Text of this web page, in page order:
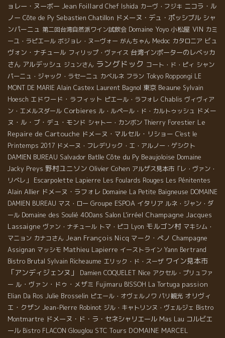
ョレー・ヌーボー Jean Foillard Chef Ishida カーヴ・フジキ ニコラ・ル
ノー Côte de Py Sebastien Chatillon ドメーヌ・デュ・ポッシブル シャ
ンパーニュ 第二回台湾自然派ワイン試飲会 Domaine Yoyo 小松屋 VIN カミ
ーユ・ラピエール ボジョレ・ヌーヴォー がんちゃん Medoc カタロニア ビュ
ヴォン・ナチュール フィリップ・ヴァイス 台湾インポーターのレベッカ
さん アルデッシュ ジュンさん ラングドック コート・ド・ピィ シャン
パーニュ・ジャック・ラセーニュ カベルネ フラン Tokyo Roppongi LE
MONT DE MARIE Alain Castex Laurent Bagnol 東京 Beaune Sylvain
Hoesch エドワード・ラフィット ピエール・ラフォレ Chablis ヴィヴィア
ン・エメルスダール Corbieres ル・ルペール・ド・カルトゥッシュ ドメー
ヌ・ル・ブ・デュ・モンド シャトー・カンボン Thierry Forestier Le
Repaire de Cartouche ドメーヌ・マルセル・リショー C'est le
Printemps 2017 ドメーヌ・フレデリック・エ・アルノー・ゲシクト
DAMIEN BUREAU Salvador Batlle Côte du Py Beaujoloise Domaine
Jacky Preys 野村ユニソン Olivier Cohen アルザス見本市「レ・ヴァン・
リベレ」
Escarpolette Lapierre Les Foulards Rouges Les Pénitentes
Alain Allier ドメーヌ・ラフォレ Domaine La Petite Baigneuse DOMAINE
DAMIEN BUREAU マス・ロー Groupe ESPOA イタリア ルネ・ジャン・ダ
ール Domaine des Soulié 400ans Salon L'irréel Champagne Jacques
Lassaigne ヴァン・ナチュール トマ・ピコ Lyon モルゴン村 マキシム・
マニョン カナコさん Jean François Nicq マーク・ペノ Champagne
Assignan マッシモ Mathieu Lapierre イーストライン Yann Bertrand
Bistro Brutal Sylvain Richeaume エリック・ド・スーザ ワイン見本市
「アンディジェンヌ」
Damien COQUELET Nice アクセル・プリュファ
ー ル・ヴァン・ドゥ・メザミ Fujimaru BISSOH La Tortuga passion
Elian Da Ros Julie Brosselin ピエール・オヴェルノワ パリ観光 オリヴィ
エ・クザン Jean-Pierre Robinot ジル・キャトリンヌ・ヴェルジェ Bistro
Montmartre ドメーヌ・ド・ラ・セネシャリエール Mas Lau コルビエ
ール Bistro FLACON Glouglou STC Tours DOMAINE MARCEL